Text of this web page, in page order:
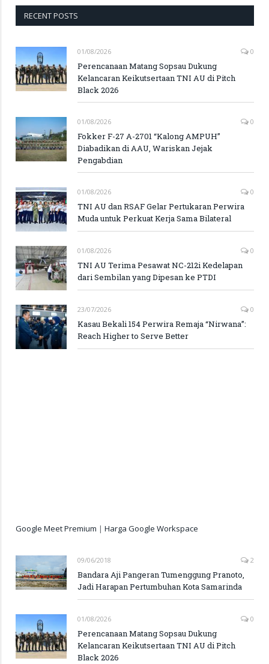
RECENT POSTS
01/08/2026 0
Perencanaan Matang Sopsau Dukung
Kelancaran Keikutsertaan TNI AU di Pitch
Black 2026
01/08/2026 0
Fokker F-27 A-2701 “Kalong AMPUH”
Diabadikan di AAU, Wariskan Jejak
Pengabdian
01/08/2026 0
TNI AU dan RSAF Gelar Pertukaran Perwira
Muda untuk Perkuat Kerja Sama Bilateral
01/08/2026 0
TNI AU Terima Pesawat NC-212i Kedelapan
dari Sembilan yang Dipesan ke PTDI
23/07/2026 0
Kasau Bekali 154 Perwira Remaja “Nirwana”:
Reach Higher to Serve Better
Google Meet Premium | Harga Google Workspace
09/06/2018 2
Bandara Aji Pangeran Tumenggung Pranoto,
Jadi Harapan Pertumbuhan Kota Samarinda
01/08/2026 0
Perencanaan Matang Sopsau Dukung
Kelancaran Keikutsertaan TNI AU di Pitch
Black 2026